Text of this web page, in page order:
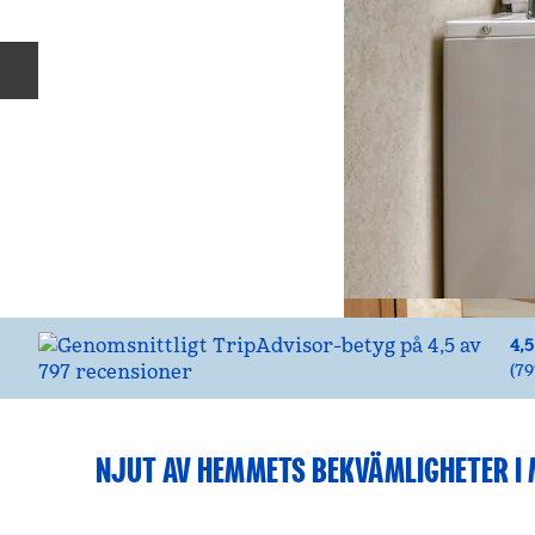
4,5
(
NJUT AV HEMMETS BEKVÄMLIGHETER I